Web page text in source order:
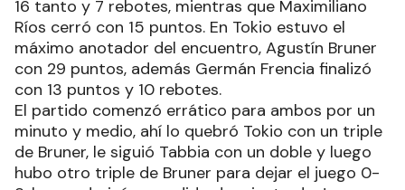
16 tanto y 7 rebotes, mientras que Maximiliano
Ríos cerró con 15 puntos. En Tokio estuvo el
máximo anotador del encuentro, Agustín Bruner
con 29 puntos, además Germán Frencia finalizó
con 13 puntos y 10 rebotes.
El partido comenzó errático para ambos por un
minuto y medio, ahí lo quebró Tokio con un triple
de Bruner, le siguió Tabbia con un doble y luego
hubo otro triple de Bruner para dejar el juego 0-